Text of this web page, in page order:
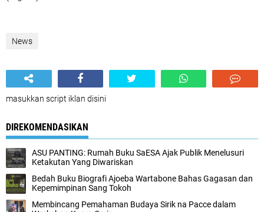
News
masukkan script iklan disini
DIREKOMENDASIKAN
ASU PANTING: Rumah Buku SaESA Ajak Publik Menelusuri
Ketakutan Yang Diwariskan
Bedah Buku Biografi Ajoeba Wartabone Bahas Gagasan dan
Kepemimpinan Sang Tokoh
Membincang Pemahaman Budaya Sirik na Pacce dalam